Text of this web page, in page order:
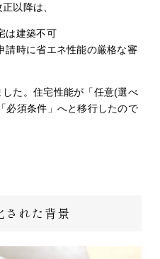
以降は、
は建築不可
請時に省エネ性能の厳格な審
た。住宅性能が「任意(選べ
必須条件」へと移行したので
された背景